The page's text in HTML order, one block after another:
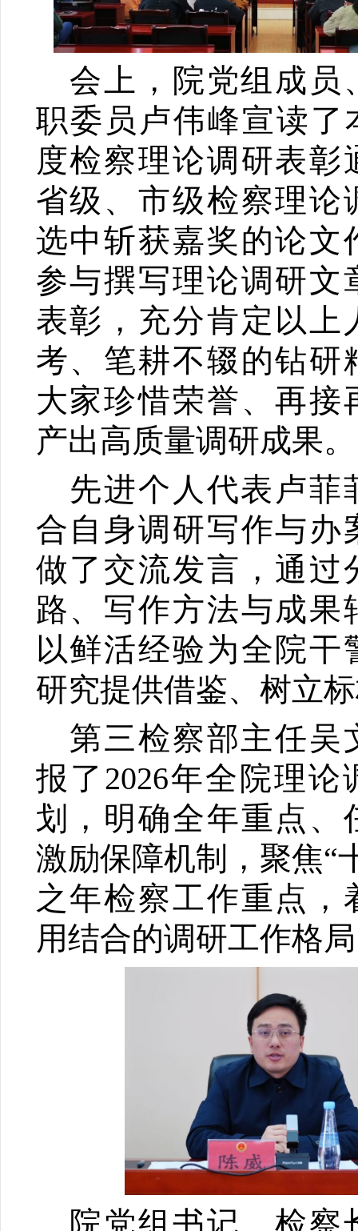
会上，院党组成员
职委员卢伟峰宣读了
度检察理论调研表彰
省级、市级检察理论
选中斩获嘉奖的论文
参与撰写理论调研文
表彰，充分肯定以上
考、笔耕不辍的钻研
大家珍惜荣誉、再接
产出高质量调研成果。
先进个人代表卢菲
合自身调研写作与办
做了交流发言，通过
路、写作方法与成果
以鲜活经验为全院干
研究提供借鉴、树立
第三检察部主任吴
报了2026年全院理论
划，明确全年重点、
激励保障机制，聚焦“
之年检察工作重点，
用结合的调研工作格
院党组书记、检察